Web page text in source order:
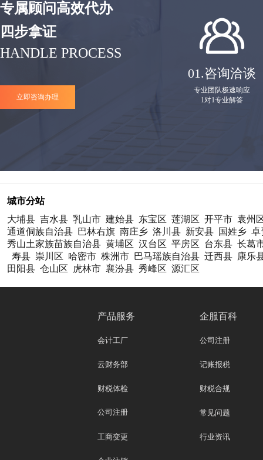
专属顾问高效代办
四步拿证
HANDLE PROCESS
立即咨询办理
01.咨询洽谈
专业团队极速响应
1对1专业解答
城市分站
大埔县 吉水县 乳山市 建始县 东宝区 莲湖区 开平市 袁州
通道侗族自治县 巴林右旗 南庄乡 洛川县 新安县 国姓乡 卓
秀山土家族苗族自治县 黄埔区 汉台区 平房区 台东县 长葛
寿县 崇川区 哈密市 株洲市 巴马瑶族自治县 迁西县 康乐
田阳县 仓山区 虎林市 襄汾县 秀峰区 源汇区
产品服务
会计工厂
云财务部
财税体检
公司注册
工商变更
企服百科
公司注册
记账报税
财税合规
常见问题
行业资讯